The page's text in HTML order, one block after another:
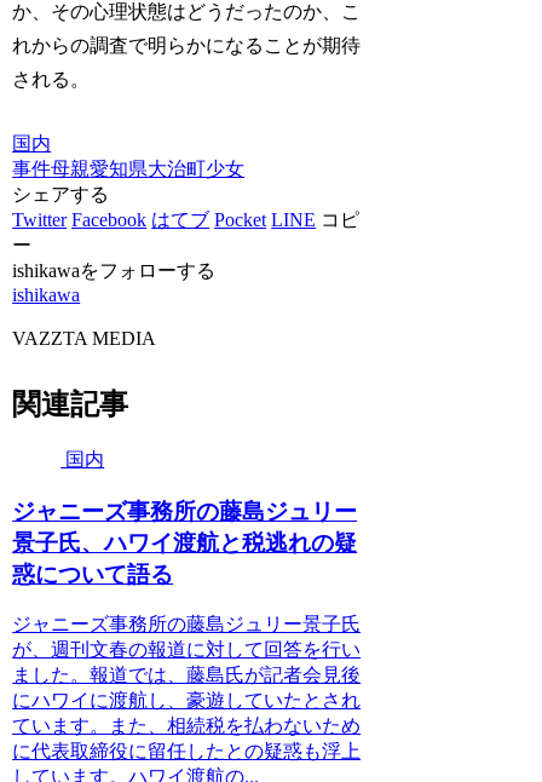
か、その心理状態はどうだったのか、こ
れからの調査で明らかになることが期待
される。
国内
事件母親愛知県大治町少女
シェアする
Twitter Facebook はてブ Pocket LINE コピ
ー
ishikawaをフォローする
ishikawa
VAZZTA MEDIA
関連記事
国内
ジャニーズ事務所の藤島ジュリー
景子氏、ハワイ渡航と税逃れの疑
惑について語る
ジャニーズ事務所の藤島ジュリー景子氏
が、週刊文春の報道に対して回答を行い
ました。報道では、藤島氏が記者会見後
にハワイに渡航し、豪遊していたとされ
ています。また、相続税を払わないため
に代表取締役に留任したとの疑惑も浮上
しています。ハワイ渡航の...